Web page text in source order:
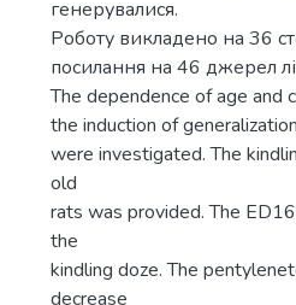
генерувалися.
Роботу викладено на 36
посилання на 46 джерел
The dependence of age and
the induction of
were investigated. The
old
rats was provided. The
the
kindling doze. The
decrease